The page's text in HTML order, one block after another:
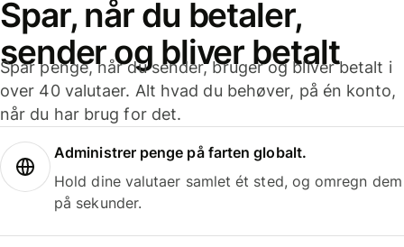
Spar, når du betaler,
sender og bliver betalt
Spar penge, når du sender, bruger og bliver betalt i
over 40 valutaer. Alt hvad du behøver, på én konto,
når du har brug for det.
Administrer penge på farten globalt.
Hold dine valutaer samlet ét sted, og omregn dem
på sekunder.